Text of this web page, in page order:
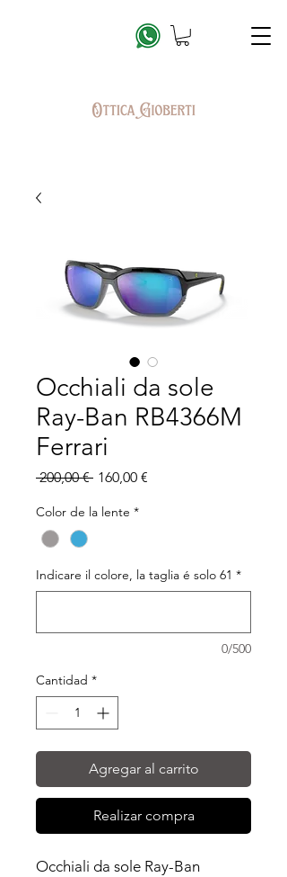
Occhiali da sole
Ray-Ban RB4366M
Ferrari
200,00 € Precio
160,00 €
Color de la lente *
Indicare il colore, la taglia é solo 61 *
0/500
Cantidad *
Agregar al carrito
Realizar compra
Occhiali da sole Ray-Ban